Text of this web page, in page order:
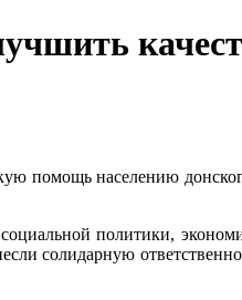
помощь населению
политики,
солидарную